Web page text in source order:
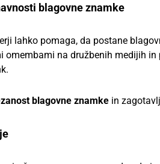
blagovne znamke
lahko pomaga, da postane
omembami na družbenih medijih
blagovne znamke in